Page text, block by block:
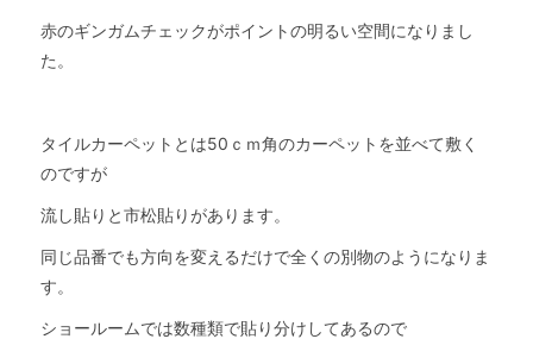
赤のギンガムチェックがポイントの明るい空間になりまし
た。
タイルカーペットとは50ｃｍ角のカーペットを並べて敷く
のですが
流し貼りと市松貼りがあります。
同じ品番でも方向を変えるだけで全くの別物のようになりま
す。
ショールームでは数種類で貼り分けしてあるので